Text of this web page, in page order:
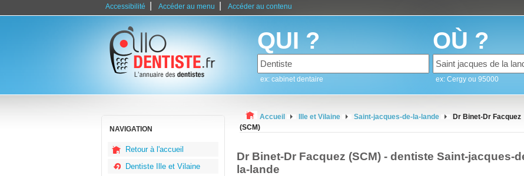
Accessibilité Accéder au menu Accéder au contenu
QUI ?
ex: cabinet dentaire
OÙ ?
ex: Cergy ou 95000
NAVIGATION
Retour à l'accueil
Dentiste Ille et Vilaine
Accueil Ille et Vilaine Saint-jacques-de-la-lande
Dr Binet-Dr Facquez
(SCM)
Dr Binet-Dr Facquez (SCM) - dentiste Saint-jacques-
la-lande